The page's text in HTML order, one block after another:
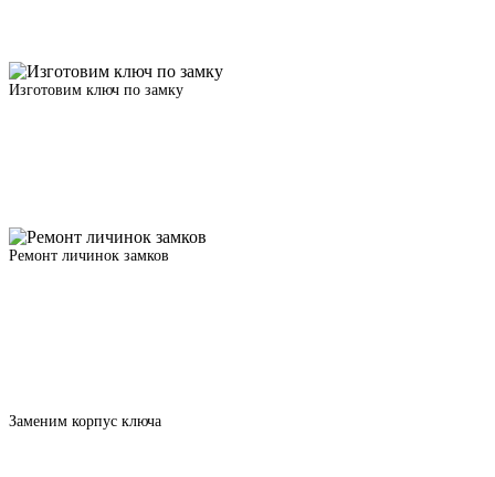
Изготовим ключ по замку
Ремонт личинок замков
Заменим корпус ключа